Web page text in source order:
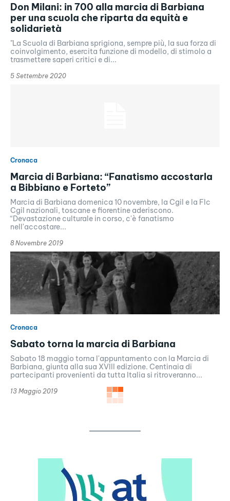
Don Milani: in 700 alla marcia di Barbiana
per una scuola che riparta da equità e
solidarietà
"La Scuola di Barbiana sprigiona, sempre più, la sua forza di
coinvolgimento, esercita funzione di modello, di stimolo a
trasmettere saperi critici e di...
5 Settembre 2020
Cronaca
Marcia di Barbiana: “Fanatismo accostarla
a Bibbiano e Forteto”
Marcia di Barbiana domenica 10 novembre, la Cgil e la Flc
Cgil nazionali, toscane e fiorentine aderiscono.
“Devastazione culturale in corso, c'è fanatismo
nell'accostare...
8 Novembre 2019
Cronaca
Sabato torna la marcia di Barbiana
Sabato 18 maggio torna l'appuntamento con la Marcia di
Barbiana, giunta alla sua XVIII edizione. Centinaia di
partecipanti provenienti da tutta Italia si ritroveranno...
13 Maggio 2019